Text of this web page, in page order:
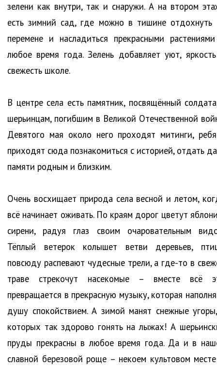
зелени как внутри, так и снаружи. А на втором
есть зимний сад, где можно в тишине отдохнуть
перемене и насладиться прекрасными
любое время года. Зелень добавляет уют,
свежесть школе.
В центре села есть памятник, посвящённый
шерьинцам, погибшим в Великой Отечественной
Девятого мая около него проходят митинги,
приходят сюда познакомиться с историей, отдать
памяти родным и близким.
Очень восхищает природа села весной и летом,
всё начинает оживать. По краям дорог цветут
сирени, радуя глаз своим очаровательным
Тёплый ветерок колышет ветви деревьев,
повсюду распевают чудесные трели, а где-то в
траве стрекочут насекомые – вместе всё
превращается в прекрасную музыку, которая
душу спокойствием. А зимой манят снежные
которых так здорово гонять на лыжах! А
пруды прекрасны в любое время года. Да и в
славной березовой роще – некоем культовом